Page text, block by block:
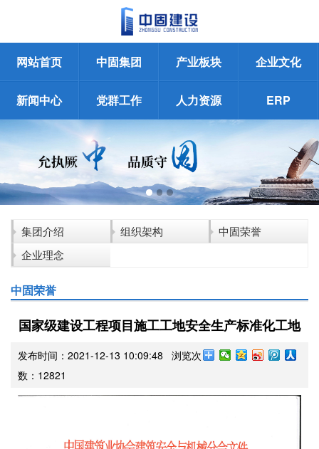
网站首页 中固集团 产业板块 企业文化
新闻中心 党群工作 人力资源 ERP
集团介绍 组织架构
中固荣誉
企业理念
中固荣誉
国家级建设工程项目施工工地安全生产标准化工地
发布时间：2021-12-13 10:09:48 浏览次
数： 12821